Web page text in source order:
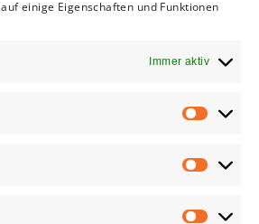
einige Eigenschaften und Funktionen
Immer aktiv
und Türen (IGTAT).